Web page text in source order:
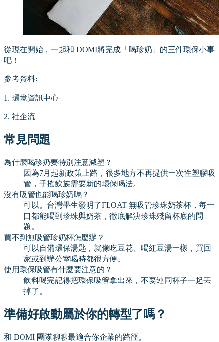
從現在開始，一起和 DOMI將完成「喝珍奶」的三件環保小事
吧！
參考資料:
1. 環境資訊中心
2. 社企流
常見問題
為什麼喝珍奶要特別注意減塑？
因為7月起新政策上路，很多地方不再提供一次性塑膠吸
管，手搖飲族需要新的環保喝法。
沒有吸管也能喝珍奶嗎？
可以。台灣學生發明了FLOAT 無吸管珍珠奶茶杯，每一
口都能喝到珍珠與奶茶，徹底解決珍珠殘留杯底的問
題。
買不到無吸管珍奶杯怎麼辦？
可以自備環保湯匙，就像吃豆花、喝紅豆湯一樣，買回
家或到辦公室喝時都很方便。
使用環保吸管有什麼要注意的？
飲料喝完記得把環保吸管拿出來，不要連同杯子一起丟
掉了。
準備好啟動屬於你的轉型了嗎？
和 DOMI 團隊聊聊最適合你企業的路徑。